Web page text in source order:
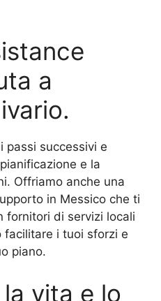
a
passi successivi e
e la
Offriamo anche una
in Messico che ti
fornitori di servizi locali
facilitare i tuoi sforzi e
piano.
vita e lo